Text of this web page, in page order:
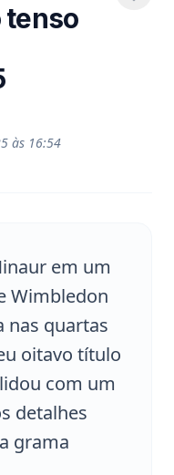
tenso
às 16:54
em um
Wimbledon
nas quartas
oitavo título
com um
detalhes
grama